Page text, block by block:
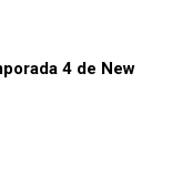
4 de New